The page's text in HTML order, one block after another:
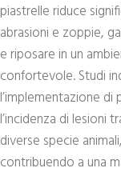
piastrelle riduce
abrasioni e zoppie,
e riposare in un
confortevole. Studi
l’implementazione
l’incidenza di lesioni
diverse specie
contribuendo a una